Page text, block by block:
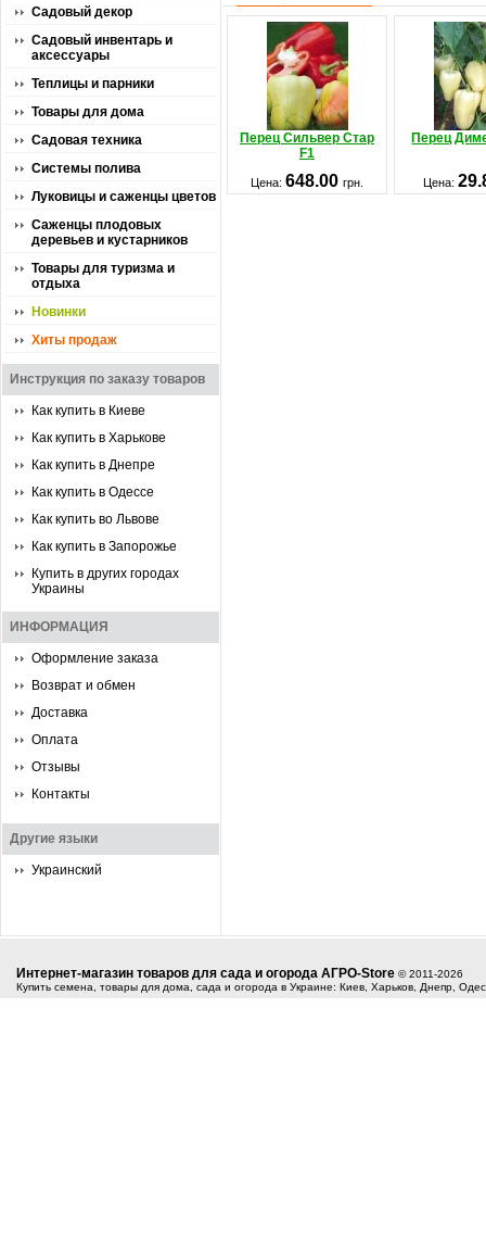
Садовый декор
Садовый инвентарь и
аксессуары
Теплицы и парники
Товары для дома
Садовая техника
Системы полива
Луковицы и саженцы цветов
Саженцы плодовых
деревьев и кустарников
Товары для туризма и
отдыха
Новинки
Хиты продаж
Инструкция по заказу товаров
Как купить в Киеве
Как купить в Харькове
Как купить в Днепре
Как купить в Одессе
Как купить во Львове
Как купить в Запорожье
Купить в других городах
Украины
ИНФОРМАЦИЯ
Оформление заказа
Возврат и обмен
Доставка
Оплата
Отзывы
Контакты
Другие языки
Украинский
Перец Сильвер Стар
F1
Перец
Цена: 648.00 грн. Цена:
Интернет-магазин товаров для сада и огорода АГРО-Store © 2011-2026
Купить семена, товары для дома, сада и огорода в Украине: Киев, Харьков, Днепр,